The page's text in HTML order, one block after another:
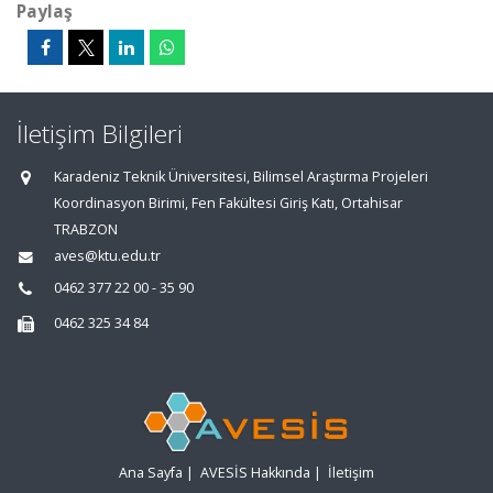
Paylaş
İletişim Bilgileri
Karadeniz Teknik Üniversitesi, Bilimsel Araştırma Projeleri
Koordinasyon Birimi, Fen Fakültesi Giriş Katı, Ortahisar
TRABZON
aves@ktu.edu.tr
0462 377 22 00 - 35 90
0462 325 34 84
Ana Sayfa | AVESİS Hakkında | İletişim